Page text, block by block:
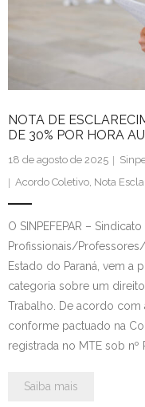
NOTA DE
DE 30% POR HORA
18 de agosto de 2025
Acordo Coletivo, Nota
O SINPEFEPAR –
Profissionais/
Estado do Paraná, vem a
categoria sobre um
Trabalho. De acordo com
conforme pactuado na
registrada no MTE sob
Saiba mais